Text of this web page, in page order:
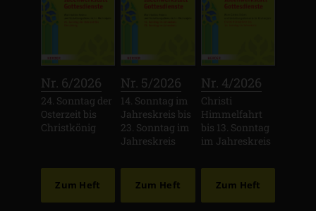
Nr. 6/2026
24. Sonntag der
Osterzeit bis
Christkönig
Zum Heft
Nr. 5/2026
14. Sonntag im
Jahreskreis bis
23. Sonntag im
Jahreskreis
Zum Heft
Nr. 4/2026
Christi
Himmelfahrt
bis 13. Sonntag
im Jahreskreis
Zum Heft